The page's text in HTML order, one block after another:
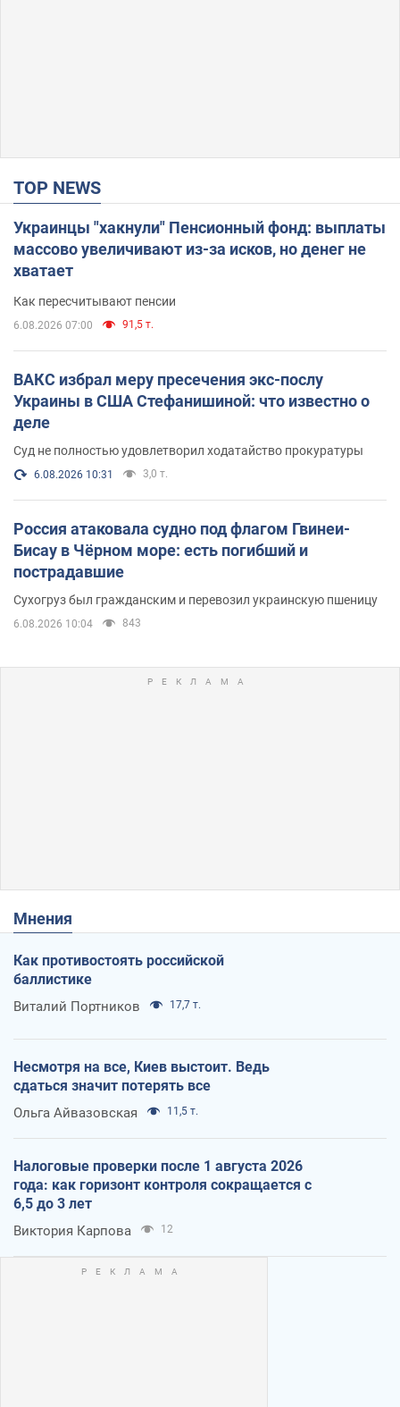
TOP NEWS
Украинцы "хакнули" Пенсионный фонд: выплаты
массово увеличивают из-за исков, но денег не
хватает
Как пересчитывают пенсии
6.08.2026 07:00 91,5 т.
ВАКС избрал меру пресечения экс-послу
Украины в США Стефанишиной: что известно о
деле
Суд не полностью удовлетворил ходатайство прокуратуры
6.08.2026 10:31 3,0 т.
Россия атаковала судно под флагом Гвинеи-
Бисау в Чёрном море: есть погибший и
пострадавшие
Сухогруз был гражданским и перевозил украинскую пшеницу
6.08.2026 10:04 843
Мнения
Как противостоять российской
баллистике
Виталий Портников 17,7 т.
Несмотря на все, Киев выстоит. Ведь
сдаться значит потерять все
Ольга Айвазовская 11,5 т.
Налоговые проверки после 1 августа 2026
года: как горизонт контроля сокращается с
6,5 до 3 лет
Виктория Карпова 12